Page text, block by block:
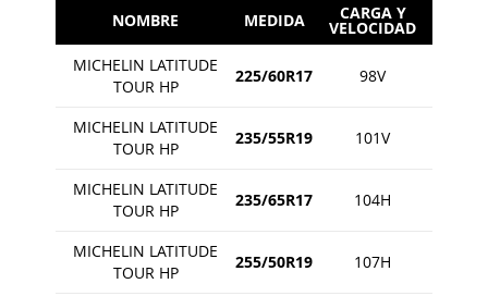
NOMBRE MEDIDA CARGA Y
VELOCIDAD
MICHELIN LATITUDE
TOUR HP
225/60R17 98V
MICHELIN LATITUDE
TOUR HP
235/55R19 101V
MICHELIN LATITUDE
TOUR HP
235/65R17 104H
MICHELIN LATITUDE
TOUR HP
255/50R19 107H